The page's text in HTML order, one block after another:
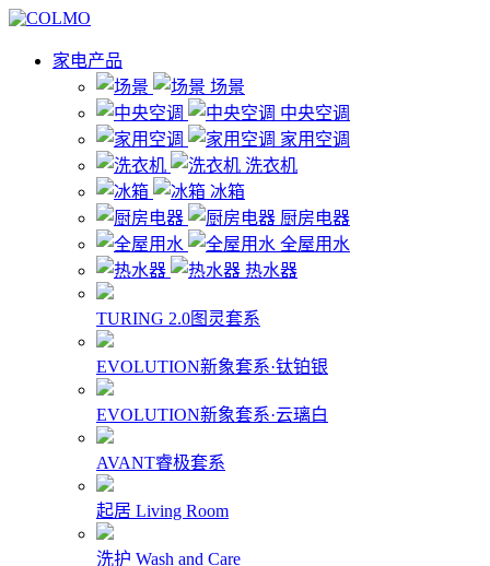
家电产品
场景
中央空调
家用空调
洗衣机
冰箱
厨房电器
全屋用水
热水器
TURING 2.0图灵套系
EVOLUTION新象套系·钛铂银
EVOLUTION新象套系·云璃白
AVANT睿极套系
起居 Living Room
洗护 Wash and Care